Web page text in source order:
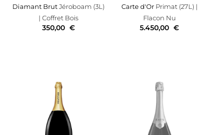
Diamant BrutJéroboam (3L)
| Coffret Bois
350,00 €
Carte d'Or Primat (27L) |
Flacon Nu
5.450,00 €